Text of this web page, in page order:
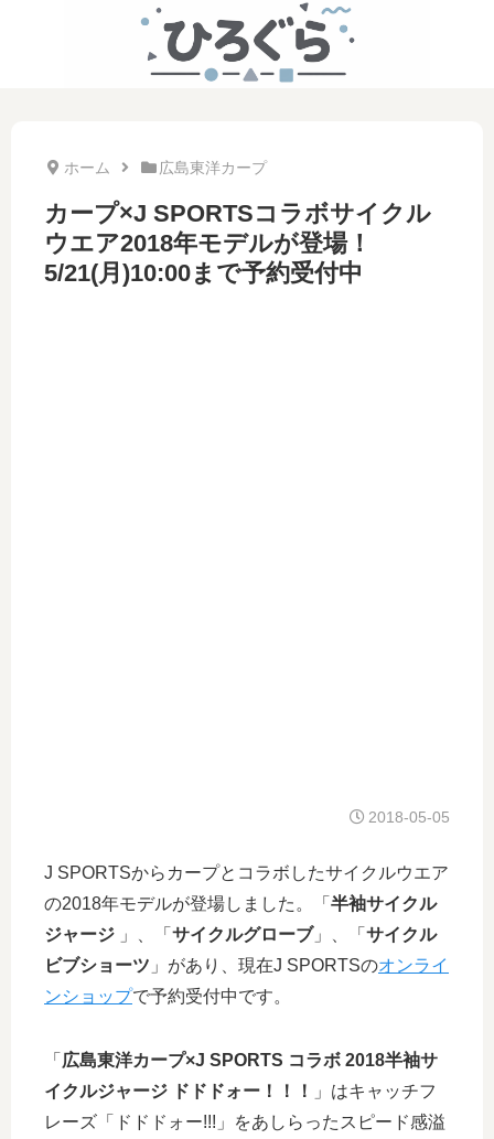
ホーム 広島東洋カープ
カープ×J SPORTSコラボサイクル
ウエア2018年モデルが登場！
5/21(月)10:00まで予約受付中
2018-05-05
J SPORTSからカープとコラボしたサイクルウエア
の2018年モデルが登場しました。「 半袖サイクル
ジャージ 」、「 サイクルグローブ」、「 サイクル
ビブショーツ 」があり、現在J SPORTSのオンライ
ンショップで予約受付中です。
「 広島東洋カープ×J SPORTS コラボ 2018半袖サ
イクルジャージ ドドドォー！！！
」はキャッチフ
レーズ「ドドドォー!!!」をあしらったスピード感溢